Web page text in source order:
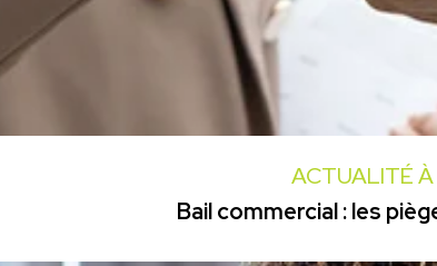
ACTUALITÉ
Bail commercial : les